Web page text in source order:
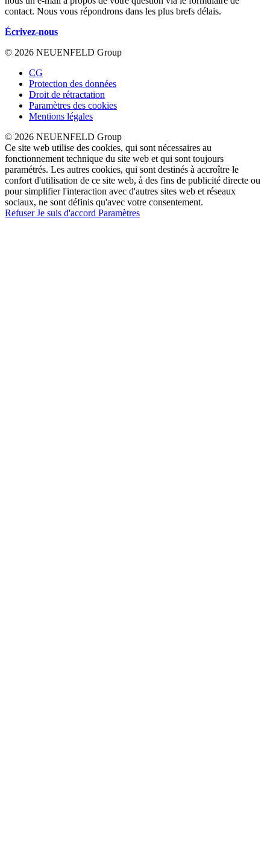
contact. Nous vous répondrons dans les plus brefs délais.
Écrivez-nous
© 2026 NEUENFELD Group
CG
Protection des données
Droit de rétractation
Paramètres des cookies
Mentions légales
© 2026 NEUENFELD Group
Ce site web utilise des cookies, qui sont nécessaires au
fonctionnement technique du site web et qui sont toujours
paramétrés. Les autres cookies, qui sont destinés à accroître le
confort d'utilisation de ce site web, à des fins de publicité directe ou
pour simplifier l'interaction avec d'autres sites web et réseaux
sociaux, ne sont définis qu'avec votre consentement.
RefuserJe suis d'accord Paramètres